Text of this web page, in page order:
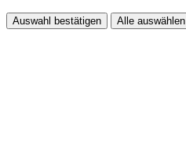
Auswahl bestätigen Alle auswählen